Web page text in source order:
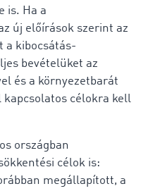
is. Ha a
új előírások szerint az
a kibocsátás-
bevételüket az
és a környezetbarát
kapcsolatos célokra kell
országban
célok is:
megállapított, a